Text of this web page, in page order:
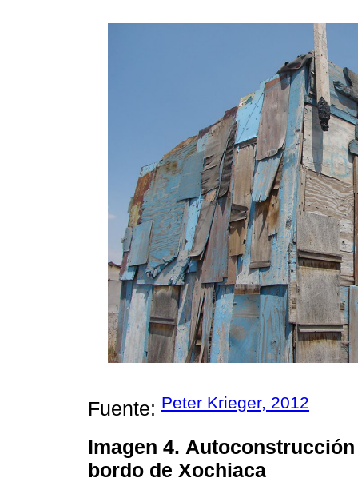
Fuente: Peter Krieger, 2012
Imagen 4.
bordo de Xochiaca